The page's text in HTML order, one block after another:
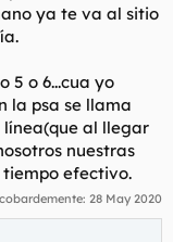
ya te va al sitio
5 o 6...cua yo
la psa se llama
línea(que al llegar
nuestras
tiempo efectivo.
28 May 2020